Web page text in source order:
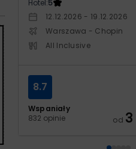
Hotel:5
12.12.2026 - 19.12.2026
Warszawa - Chopin
All Inclusive
Wspaniały
832 opinie
8.7
od 3